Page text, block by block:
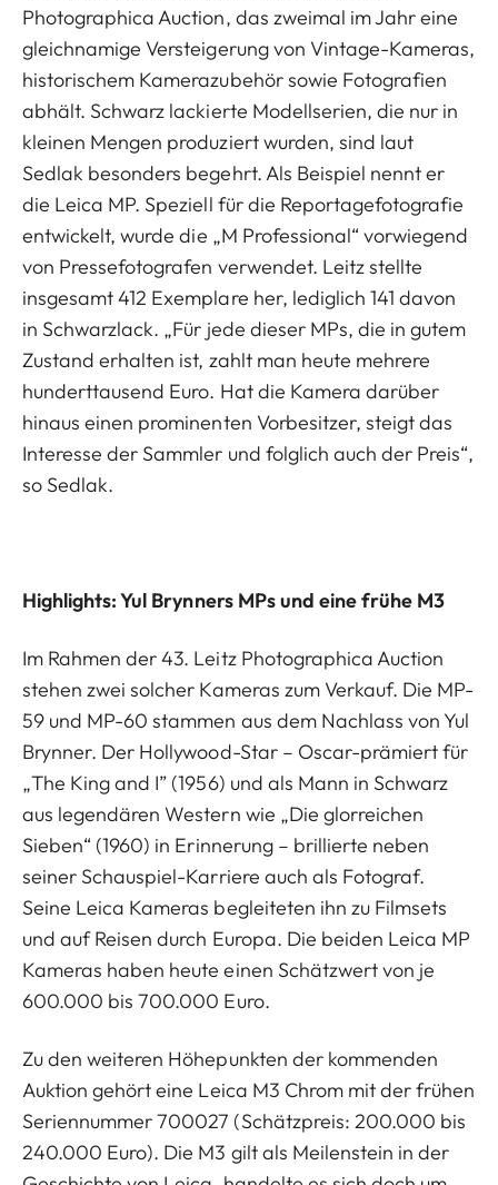
Photographica Auction, das zweimal im Jahr eine
gleichnamige Versteigerung von Vintage-Kameras,
historischem Kamerazubehör sowie Fotografien
abhält. Schwarz lackierte Modellserien, die nur in
kleinen Mengen produziert wurden, sind laut
Sedlak besonders begehrt. Als Beispiel nennt er
die Leica MP. Speziell für die Reportagefotografie
entwickelt, wurde die „M Professional“ vorwiegend
von Pressefotografen verwendet. Leitz stellte
insgesamt 412 Exemplare her, lediglich 141 davon
in Schwarzlack. „Für jede dieser MPs, die in gutem
Zustand erhalten ist, zahlt man heute mehrere
hunderttausend Euro. Hat die Kamera darüber
hinaus einen prominenten Vorbesitzer, steigt das
Interesse der Sammler und folglich auch der Preis“,
so Sedlak.
Highlights: Yul Brynners MPs und eine frühe M3
Im Rahmen der 43. Leitz Photographica Auction
stehen zwei solcher Kameras zum Verkauf. Die MP-
59 und MP-60 stammen aus dem Nachlass von Yul
Brynner. Der Hollywood-Star – Oscar-prämiert für
„The King and I” (1956) und als Mann in Schwarz
aus legendären Western wie „Die glorreichen
Sieben“ (1960) in Erinnerung – brillierte neben
seiner Schauspiel-Karriere auch als Fotograf.
Seine Leica Kameras begleiteten ihn zu Filmsets
und auf Reisen durch Europa. Die beiden Leica MP
Kameras haben heute einen Schätzwert von je
600.000 bis 700.000 Euro.
Zu den weiteren Höhepunkten der kommenden
Auktion gehört eine Leica M3 Chrom mit der frühen
Seriennummer 700027 (Schätzpreis: 200.000 bis
240.000 Euro). Die M3 gilt als Meilenstein in der